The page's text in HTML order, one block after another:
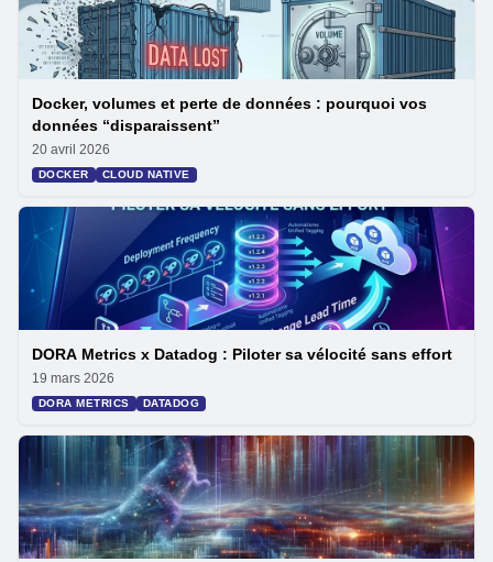
Docker, volumes et perte de données : pourquoi vos
données “disparaissent”
20 avril 2026
DOCKER CLOUD NATIVE
DORA Metrics x Datadog : Piloter sa vélocité sans effort
19 mars 2026
DORA METRICS DATADOG